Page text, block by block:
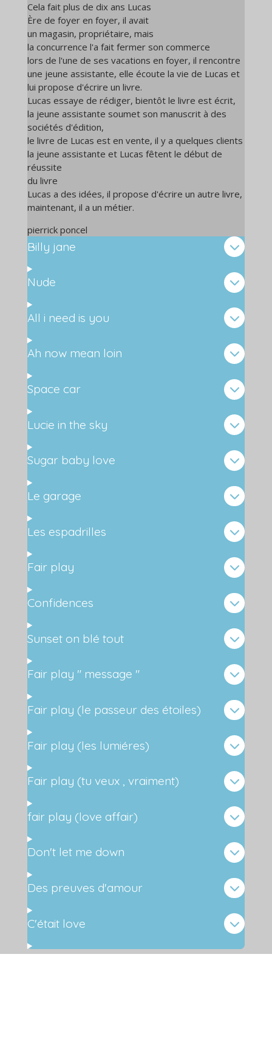
Cela fait plus de dix ans Lucas
Ère de foyer en foyer, il avait
un magasin, propriétaire, mais
la concurrence l'a fait fermer son commerce
lors de l'une de ses vacations en foyer, il rencontre
une jeune assistante, elle écoute la vie de Lucas et
lui propose d'écrire un livre.
Lucas essaye de rédiger, bientôt le livre est écrit,
la jeune assistante soumet son manuscrit à des
sociétés d'édition,
le livre de Lucas est en vente, il y a quelques clients
la jeune assistante et Lucas fêtent le début de
réussite
du livre
Lucas a des idées, il propose d'écrire un autre livre,
maintenant, il a un métier.
pierrick poncel
Billy jane
Nude
All i need is you
Ah now mean loin
Space car
Lucie in the sky
Sugar baby love
Le garage
Les espadrilles
Fair play
Confidences
Sunset on blé tout
Fair play " message "
Fair play (le passeur des étoiles)
Fair play (les lumiéres)
Fair play (tu veux , vraiment)
fair play (love affair)
Don't let me down
Des preuves d'amour
C'était love